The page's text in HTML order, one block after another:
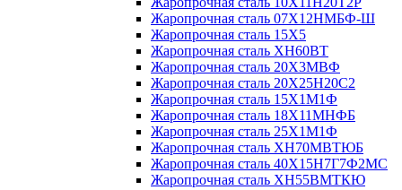
Жаропрочная сталь 07Х12НМБФ-Ш
Жаропрочная сталь 15Х5
Жаропрочная сталь ХН60ВТ
Жаропрочная сталь 20Х3МВФ
Жаропрочная сталь 20Х25Н20С2
Жаропрочная сталь 15Х1М1Ф
Жаропрочная сталь 18Х11МНФБ
Жаропрочная сталь 25Х1М1Ф
Жаропрочная сталь ХН70МВТЮБ
Жаропрочная сталь 40Х15Н7Г7Ф2МС
Жаропрочная сталь ХН55ВМТКЮ